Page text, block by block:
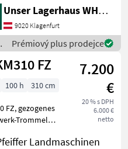
Maschine
am Lager
auch
Unser Lagerhaus WHG, Kärnten, Klagenfurt
9020 Klagenfurt
Prémiový plus prodejce
FZ
7.200
€
20 % s DPH
6.000 €
netto
100 h 310 cm
Trommel
hriadeľ: Mláťací
Landmaschinen